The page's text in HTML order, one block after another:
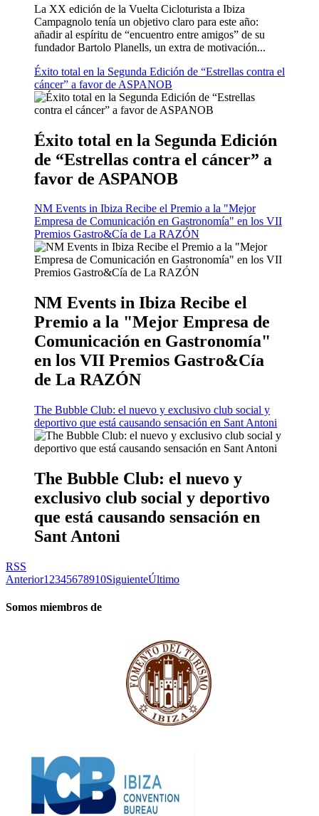
La XX edición de la Vuelta Cicloturista a Ibiza
Campagnolo tenía un objetivo claro para este año:
añadir al espíritu de “encuentro entre amigos” de su
fundador Bartolo Planells, un extra de motivación...
Éxito total en la Segunda Edición de “Estrellas contra el
cáncer” a favor de ASPANOB
Éxito total en la Segunda Edición
de “Estrellas contra el cáncer” a
favor de ASPANOB
NM Events in Ibiza Recibe el Premio a la "Mejor
Empresa de Comunicación en Gastronomía" en los VII
Premios Gastro&Cía de La RAZÓN
NM Events in Ibiza Recibe el
Premio a la "Mejor Empresa de
Comunicación en Gastronomía"
en los VII Premios Gastro&Cía
de La RAZÓN
The Bubble Club: el nuevo y exclusivo club social y
deportivo que está causando sensación en Sant Antoni
The Bubble Club: el nuevo y
exclusivo club social y deportivo
que está causando sensación en
Sant Antoni
RSS
Anterior1 2345678910SiguienteÚltimo
Somos miembros de